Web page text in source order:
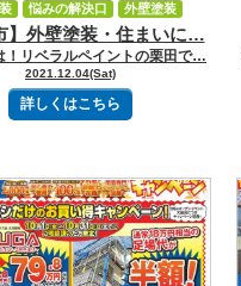
】外壁塗装・住まいに…
！リベラルペイントの栗田で…
2021.12.04(Sat)
詳しくはこちら
悩みの解決口
外壁塗装
金・助成金
新着情報